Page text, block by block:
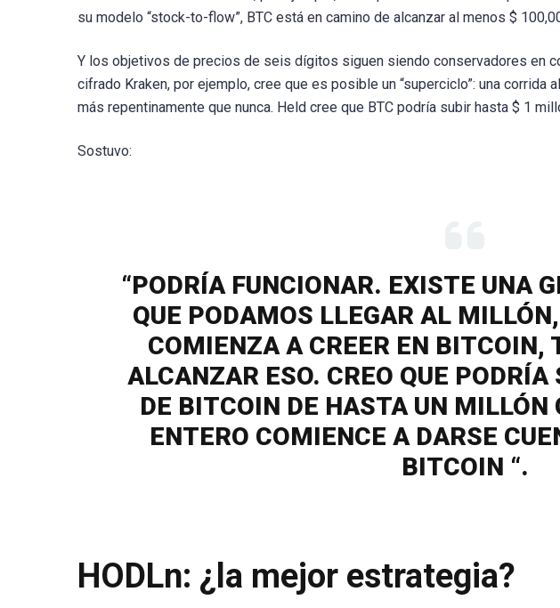
su modelo “stock-to-flow”, BTC está en camino de alcanzar al menos $
Y los objetivos de precios de seis dígitos siguen siendo conservadores en
cifrado Kraken, por ejemplo, cree que es posible un “superciclo”: una
más repentinamente que nunca. Held cree que BTC podría subir hasta $ 1
Sostuvo:
“PODRÍA FUNCIONAR. EXISTE UNA
QUE PODAMOS LLEGAR AL
COMIENZA A CREER EN BITCOIN,
ALCANZAR ESO. CREO QUE PODRÍA
DE BITCOIN DE HASTA UN MILLÓN
ENTERO COMIENCE A DARSE
BITCOIN “.
HODLn: ¿la mejor estrategia?